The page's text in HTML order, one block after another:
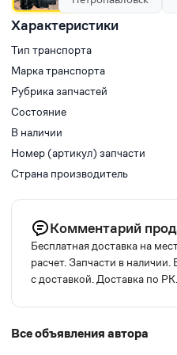
Характеристики
Тип транспорта
Марка транспорта
Рубрика запчастей
Состояние
В наличии
Номер (артикул) запчасти
Страна производитель
Комментарий
Бесплатная доставка на
расчет. Запчасти в
с доставкой. Доставка по РК.
Все объявления автора